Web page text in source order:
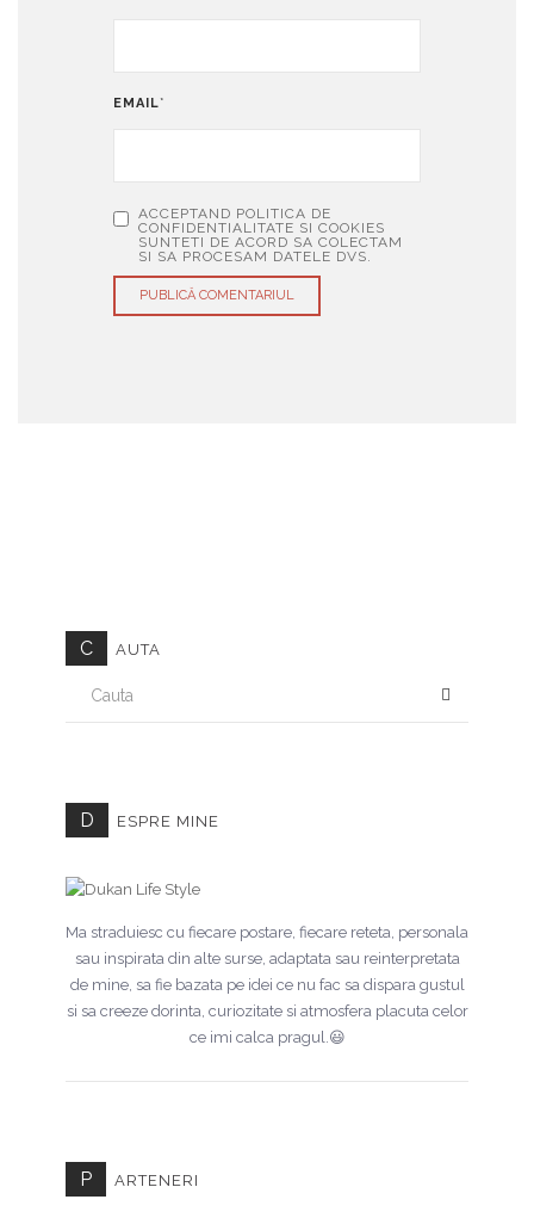
EMAIL*
ACCEPTAND POLITICA DE
CONFIDENTIALITATE SI COOKIES
SUNTETI DE ACORD SA COLECTAM
SI SA PROCESAM DATELE DVS.
C AUTA
D ESPRE MINE
Ma straduiesc cu fiecare postare, fiecare reteta, personala
sau inspirata din alte surse, adaptata sau reinterpretata
de mine, sa fie bazata pe idei ce nu fac sa dispara gustul
si sa creeze dorinta, curiozitate si atmosfera placuta celor
ce imi calca pragul.😃
P ARTENERI